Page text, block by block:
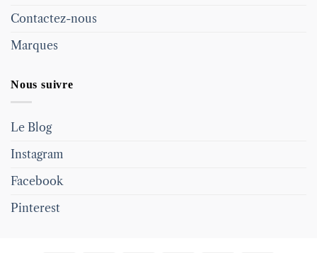
Contactez-nous
Marques
Nous suivre
Le Blog
Instagram
Facebook
Pinterest